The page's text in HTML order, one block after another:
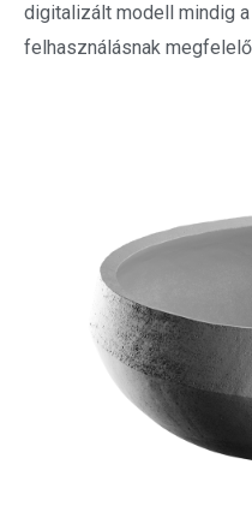
digitalizált modell mindig
felhasználásnak